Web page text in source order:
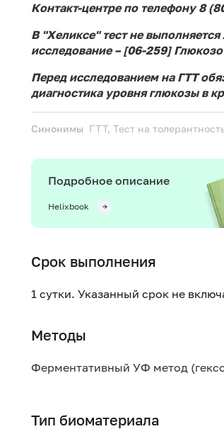
Контакт-центре по телефону 8
В "Хеликсе" тест не
исследование – [06-259]
Перед исследованием на ГТТ
диагностика уровня глюкозы в
Синонимы ГТТ, Тест на
Подробное описание
Helixbook
Срок выполнения
1 сутки. Указанный срок не
Методы
Ферментативный УФ метод
Тип биоматериала